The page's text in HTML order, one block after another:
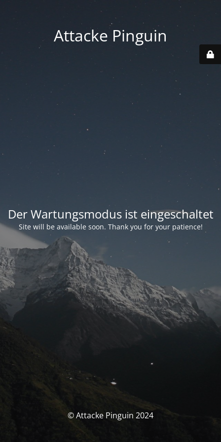
Attacke Pinguin
Der Wartungsmodus ist eingeschaltet
Site will be available soon. Thank you for your patience!
© Attacke Pinguin 2024